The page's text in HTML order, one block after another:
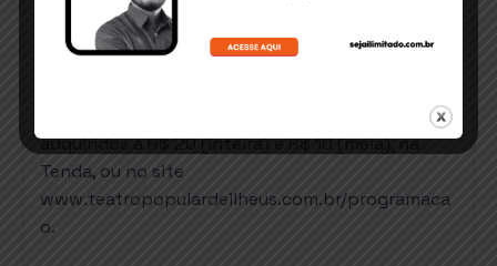
apoio financeiro do fundo Municipal de Cultura
de Irecê. As apresentações na cidade contam
adquiridos a R$ 20 (inteira) e R$ 10 (meia), na
Tenda, ou no site
www.teatropopulardeilheus.com.br/programaca
o.